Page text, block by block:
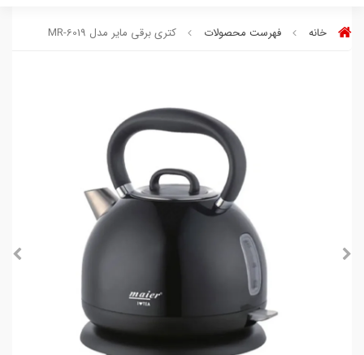
خانه فهرست محصولات کتری برقی مایر مدل MR-6019